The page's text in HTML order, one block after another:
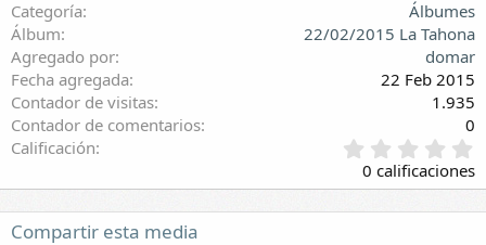
Categoría
Álbumes
Álbum
22/02/2015 La Tahona
Agregado por
domar
Fecha agregada
22 Feb 2015
Contador de visitas
1.935
Contador de comentarios
0
Calificación
,
0
0
0 calificaciones
Compartir esta media